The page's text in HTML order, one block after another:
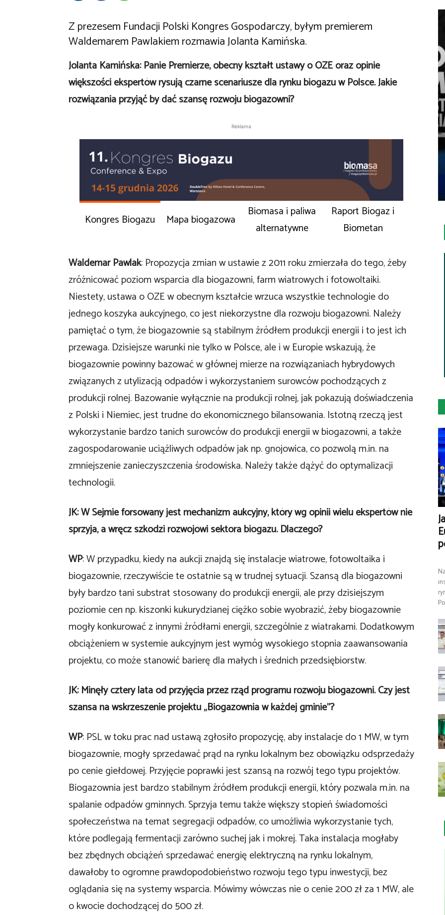
Z prezesem Fundacji Polski Kongres Gospodarczy, byłym premierem
Waldemarem Pawlakiem rozmawia Jolanta Kamińska.
Jolanta Kamińska: Panie Premierze, obecny kształt ustawy o OZE oraz opinie
większości ekspertów rysują czarne scenariusze dla rynku biogazu w Polsce. Jakie
rozwiązania przyjąć by dać szansę rozwoju biogazowni?
Reklama
Kongres Biogazu Mapa biogazowa
Biomasa i paliwa
alternatywne
Raport Biogaz i
Biometan
Waldemar Pawlak: Propozycja zmian w ustawie z 2011 roku zmierzała do tego, żeby
zróżnicować poziom wsparcia dla biogazowni, farm wiatrowych i fotowoltaiki.
Niestety, ustawa o OZE w obecnym kształcie wrzuca wszystkie technologie do
jednego koszyka aukcyjnego, co jest niekorzystne dla rozwoju biogazowni. Należy
pamiętać o tym, że biogazownie są stabilnym źródłem produkcji energii i to jest ich
przewaga. Dzisiejsze warunki nie tylko w Polsce, ale i w Europie wskazują, że
biogazownie powinny bazować w głównej mierze na rozwiązaniach hybrydowych
związanych z utylizacją odpadów i wykorzystaniem surowców pochodzących z
produkcji rolnej. Bazowanie wyłącznie na produkcji rolnej, jak pokazują doświadczenia
z Polski i Niemiec, jest trudne do ekonomicznego bilansowania. Istotną rzeczą jest
wykorzystanie bardzo tanich surowców do produkcji energii w biogazowni, a także
zagospodarowanie uciążliwych odpadów jak np. gnojowica, co pozwolą m.in. na
zmniejszenie zanieczyszczenia środowiska. Należy także dążyć do optymalizacji
technologii.
JK: W Sejmie forsowany jest mechanizm aukcyjny, który wg opinii wielu ekspertów nie
sprzyja, a wręcz szkodzi rozwojowi sektora biogazu. Dlaczego?
WP: W przypadku, kiedy na aukcji znajdą się instalacje wiatrowe, fotowoltaika i
biogazownie, rzeczywiście te ostatnie są w trudnej sytuacji. Szansą dla biogazowni
były bardzo tani substrat stosowany do produkcji energii, ale przy dzisiejszym
poziomie cen np. kiszonki kukurydzianej ciężko sobie wyobrazić, żeby biogazownie
mogły konkurować z innymi źródłami energii, szczególnie z wiatrakami. Dodatkowym
obciążeniem w systemie aukcyjnym jest wymóg wysokiego stopnia zaawansowania
projektu, co może stanowić barierę dla małych i średnich przedsiębiorstw.
JK: Minęły cztery lata od przyjęcia przez rząd programu rozwoju biogazowni. Czy jest
szansa na wskrzeszenie projektu „Biogazownia w każdej gminie”?
WP: PSL w toku prac nad ustawą zgłosiło propozycję, aby instalacje do 1 MW, w tym
biogazownie, mogły sprzedawać prąd na rynku lokalnym bez obowiązku odsprzedaży
po cenie giełdowej. Przyjęcie poprawki jest szansą na rozwój tego typu projektów.
Biogazownia jest bardzo stabilnym źródłem produkcji energii, który pozwala m.in. na
spalanie odpadów gminnych. Sprzyja temu także większy stopień świadomości
społeczeństwa na temat segregacji odpadów, co umożliwia wykorzystanie tych,
które podlegają fermentacji zarówno suchej jak i mokrej. Taka instalacja mogłaby
bez zbędnych obciążeń sprzedawać energię elektryczną na rynku lokalnym,
dawałoby to ogromne prawdopodobieństwo rozwoju tego typu inwestycji, bez
oglądania się na systemy wsparcia. Mówimy wówczas nie o cenie 200 zł za 1 MW, ale
o kwocie dochodzącej do 500 zł.